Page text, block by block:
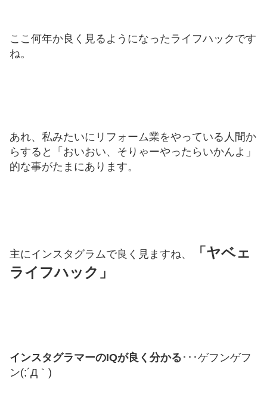
ここ何年か良く見るようになったライフハックです
ね。
あれ、私みたいにリフォーム業をやっている人間か
らすると「おいおい、そりゃーやったらいかんよ」
的な事がたまにあります。
主にインスタグラムで良く見ますね、
「ヤベェ
ライフハック」
インスタグラマーのIQが良く分かる ･･･ゲフンゲフ
ン(;´Д｀)